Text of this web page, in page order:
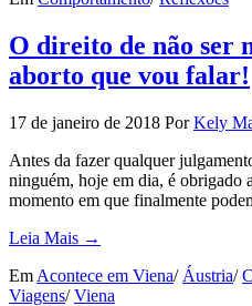
O direito de não ser
aborto que vou falar!
17 de janeiro de 2018 Por Kely
Antes da fazer qualquer
ninguém, hoje em dia, é obrigado
momento em que finalmente
Leia Mais →
Em Acontece em Viena/ Áustria/
Viagens/ Viena